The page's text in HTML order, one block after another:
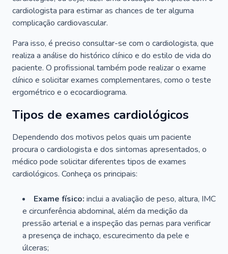
cardiologista para estimar as chances de ter alguma
complicação cardiovascular.
Para isso, é preciso consultar-se com o cardiologista, que
realiza a análise do histórico clínico e do estilo de vida do
paciente. O profissional também pode realizar o exame
clínico e solicitar exames complementares, como o teste
ergométrico e o ecocardiograma.
Tipos de exames cardiológicos
Dependendo dos motivos pelos quais um paciente
procura o cardiologista e dos sintomas apresentados, o
médico pode solicitar diferentes tipos de exames
cardiológicos. Conheça os principais:
Exame físico: inclui a avaliação de peso, altura, IMC
e circunferência abdominal, além da medição da
pressão arterial e a inspeção das pernas para verificar
a presença de inchaço, escurecimento da pele e
úlceras;